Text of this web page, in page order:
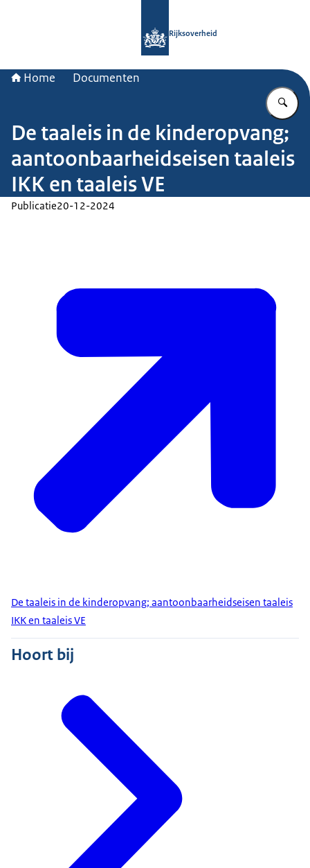
Rijksoverheid
Home Documenten
De taaleis in de kinderopvang;
aantoonbaarheidseisen taaleis
IKK en taaleis VE
Publicatie20-12-2024
De taaleis in de kinderopvang; aantoonbaarheidseisen taaleis
IKK en taaleis VE
Hoort bij